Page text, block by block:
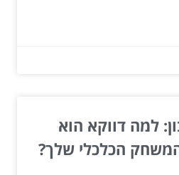
למה דווקא הוא
הכלכלי שלך?